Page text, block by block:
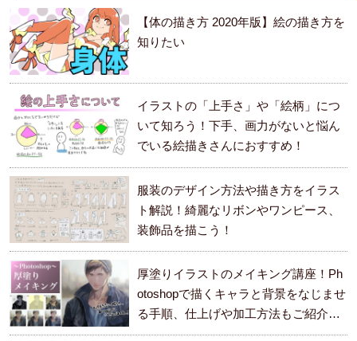
【体の描き方 2020年版】絵の描き方を
知りたい
イラストの「上手さ」や「絵柄」につ
いて知ろう！下手、画力がないと悩ん
でいる絵描きさんにおすすめ！
服装のデザイン方法や描き方をイラス
ト解説！綺麗なリボンやワンピース、
装飾品を描こう！
厚塗りイラストのメイキング講座！Ph
otoshopで描くキャラと背景をなじませ
る手順、仕上げや加工方法もご紹介し
ます。